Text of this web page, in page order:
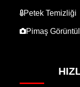
Petek Temizliği
Pimaş